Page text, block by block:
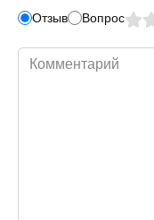
Отзыв Вопрос
Комментарий